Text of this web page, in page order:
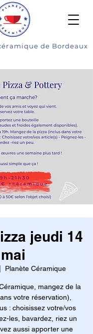
de Bordeaux
jeudi 14
mai
Planète Céramique
mangez de la
votre réservation),
: choisissez votre/vos
les, bavardez, riez un
aussi apporter une